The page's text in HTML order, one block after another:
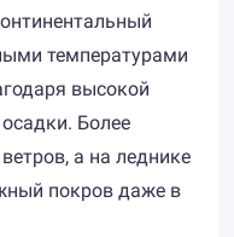
температурами
высокой
Более
а на леднике
покров даже в